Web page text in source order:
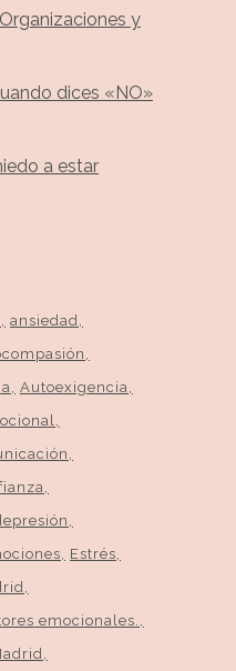
y
dices «NO»
a estar
ansiedad
Autoexigencia
Estrés
emocionales.